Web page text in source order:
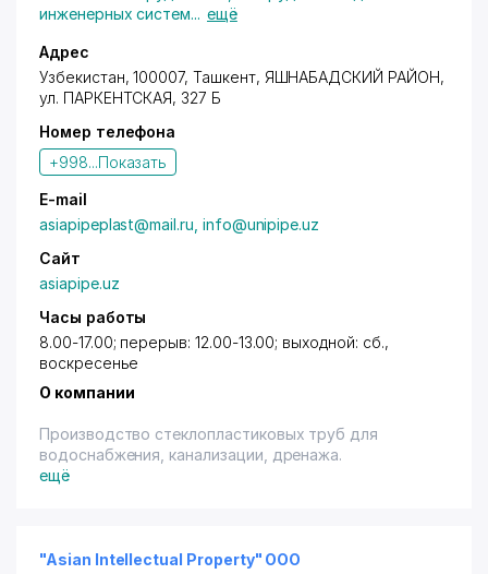
инженерных систем... ещё
Адрес
Узбекистан, 100007, Ташкент, ЯШНАБАДСКИЙ РАЙОН,
ул. ПАРКЕНТСКАЯ, 327 Б
Номер телефона
+998...Показать
E-mail
asiapipeplast@mail.ru, info@unipipe.uz
Сайт
asiapipe.uz
Часы работы
8.00-17.00; перерыв: 12.00-13.00; выходной: сб.,
воскресенье
О компании
Производство стеклопластиковых труб для
водоснабжения, канализации, дренажа.
ещё
"Asian Intellectual Property" ООО